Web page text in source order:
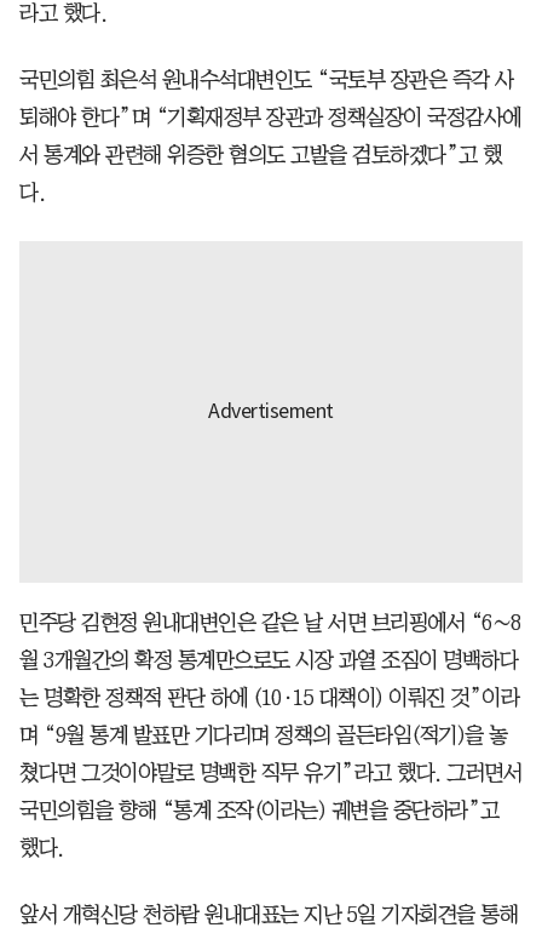
라고 했다.
국민의힘 최은석 원내수석대변인도 “국토부 장관은 즉각 사
퇴해야 한다”며 “기획재정부 장관과 정책실장이 국정감사에
서 통계와 관련해 위증한 혐의도 고발을 검토하겠다”고 했
다.
민주당 김현정 원내대변인은 같은 날 서면 브리핑에서 “6∼8
월 3개월간의 확정 통계만으로도 시장 과열 조짐이 명백하다
는 명확한 정책적 판단 하에 (10·15 대책이) 이뤄진 것”이라
며 “9월 통계 발표만 기다리며 정책의 골든타임(적기)을 놓
쳤다면 그것이야말로 명백한 직무 유기”라고 했다. 그러면서
국민의힘을 향해 “통계 조작(이라는) 궤변을 중단하라”고
했다.
앞서 개혁신당 천하람 원내대표는 지난 5일 기자회견을 통해